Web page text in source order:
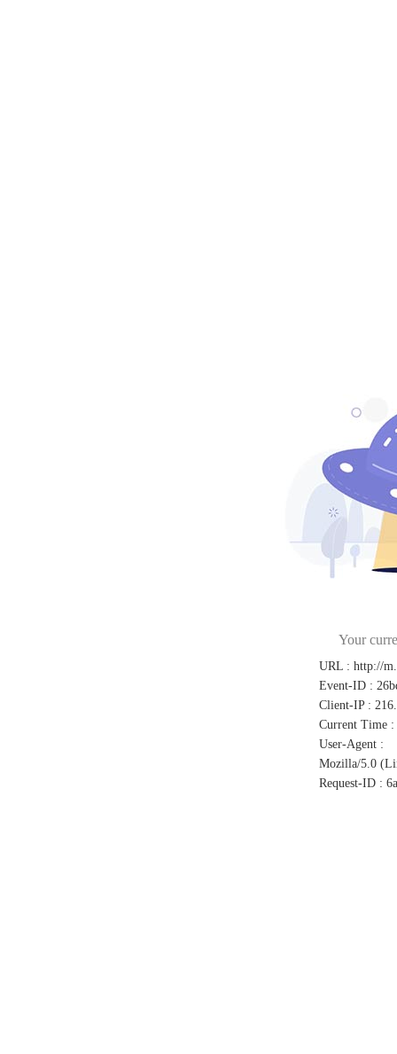
Your
URL : http://
Event-ID :
Client-IP :
Current Time :
User-Agent :
Mozilla/5.0
Request-ID :